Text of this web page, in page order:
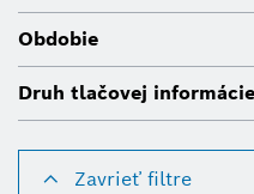
Obdobie
Druh tlačovej informácie
Zavrieť filtre